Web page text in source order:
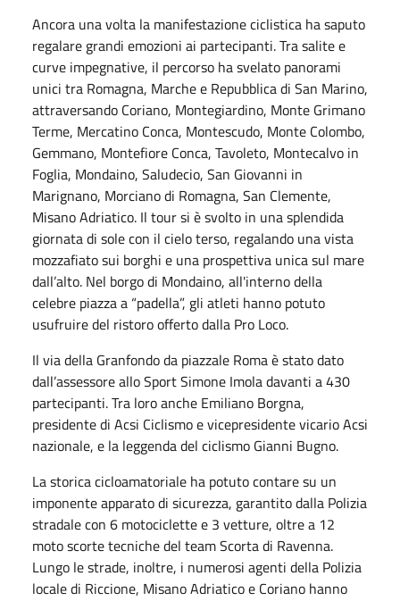
Ancora una volta la manifestazione ciclistica ha saputo
regalare grandi emozioni ai partecipanti. Tra salite e
curve impegnative, il percorso ha svelato panorami
unici tra Romagna, Marche e Repubblica di San Marino,
attraversando Coriano, Montegiardino, Monte Grimano
Terme, Mercatino Conca, Montescudo, Monte Colombo,
Gemmano, Montefiore Conca, Tavoleto, Montecalvo in
Foglia, Mondaino, Saludecio, San Giovanni in
Marignano, Morciano di Romagna, San Clemente,
Misano Adriatico. Il tour si è svolto in una splendida
giornata di sole con il cielo terso, regalando una vista
mozzafiato sui borghi e una prospettiva unica sul mare
dall’alto. Nel borgo di Mondaino, all'interno della
celebre piazza a “padella”, gli atleti hanno potuto
usufruire del ristoro offerto dalla Pro Loco.
Il via della Granfondo da piazzale Roma è stato dato
dall’assessore allo Sport Simone Imola davanti a 430
partecipanti. Tra loro anche Emiliano Borgna,
presidente di Acsi Ciclismo e vicepresidente vicario Acsi
nazionale, e la leggenda del ciclismo Gianni Bugno.
La storica cicloamatoriale ha potuto contare su un
imponente apparato di sicurezza, garantito dalla Polizia
stradale con 6 motociclette e 3 vetture, oltre a 12
moto scorte tecniche del team Scorta di Ravenna.
Lungo le strade, inoltre, i numerosi agenti della Polizia
locale di Riccione, Misano Adriatico e Coriano hanno